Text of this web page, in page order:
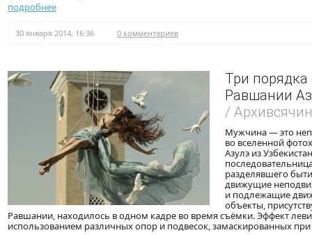
подробнее
30 января 2014, 16:36 0 комментариев
Три
Равшании
/
Мужчина — это
во вселенной
Азулэ из
разделявшего
движущие
и подлежащие
объекты,
Равшании, находилось в одном кадре во время съёмки. Эффект
использованием различных опор и подвесок, замаскированных